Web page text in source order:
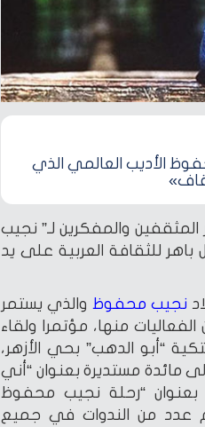
الأديب العالمي الذي
والمفكرين لـ” نجيب
للثقافة العربية على يد
نجيب محفوظ والذي يستمر
منها، مؤتمرا ولقاء
“أبو الدهب” بحي الأزهر،
مائدة مستديرة بعنوان “أني
“رحلة نجيب محفوظ
عدد من الندوات في جميع